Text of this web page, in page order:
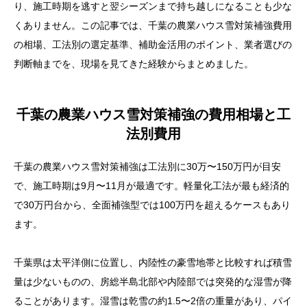
り、施工時期を逃すと翌シーズンまで持ち越しになることも少な
くありません。この記事では、千葉の農業ハウス雪対策補強費用
の相場、工法別の選定基準、補助金活用のポイント、業者選びの
判断軸までを、現場を見てきた経験からまとめました。
千葉の農業ハウス雪対策補強の費用相場と工
法別費用
千葉の農業ハウス雪対策補強は工法別に30万〜150万円が目安
で、施工時期は9月〜11月が最適です。軽量化工法が最も経済的
で30万円台から、全面補強型では100万円を超えるケースもあり
ます。
千葉県は太平洋側に位置し、内陸性の豪雪地帯と比較すれば積雪
量は少ないものの、房総半島北部や内陸部では突発的な湿雪が降
ることがあります。湿雪は乾雪の約1.5〜2倍の重量があり、パイ